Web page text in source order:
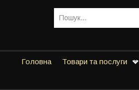
Головна Товари та послуги